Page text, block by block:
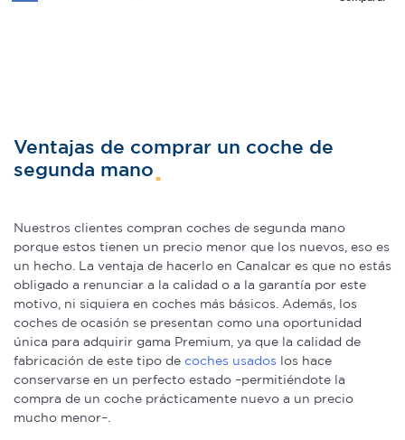
información sobre el uso que haga del sitio web con
nuestros partners de redes sociales, publicidad y análisis
partir del uso que haya hecho de sus servicios.
Ventajas de comprar un coche de
segunda mano
Nuestros clientes compran coches de segunda mano
porque estos tienen un precio menor que los nuevos, eso es
un hecho. La ventaja de hacerlo en Canalcar es que no estás
obligado a renunciar a la calidad o a la garantía por este
motivo, ni siquiera en coches más básicos. Además, los
coches de ocasión se presentan como una oportunidad
única para adquirir gama Premium, ya que la calidad de
fabricación de este tipo de coches usados los hace
conservarse en un perfecto estado –permitiéndote la
compra de un coche prácticamente nuevo a un precio
mucho menor–.